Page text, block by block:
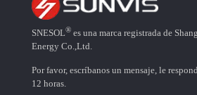
SNESOL® es una marca registrada de
Energy Co.,Ltd.
Por favor, escríbanos un mensaje, le
12 horas.